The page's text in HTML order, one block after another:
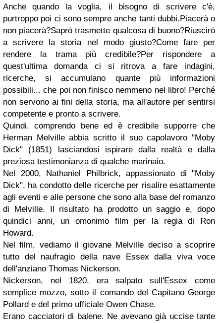
Anche quando la voglia, il bisogno di scrivere c'è,
purtroppo poi ci sono sempre anche tanti dubbi.Piacerà o
non piacerà?Saprò trasmette qualcosa di buono?Riuscirò
a scrivere la storia nel modo giusto?Come fare per
rendere la trama più credibile?Per rispondere a
quest'ultima domanda ci si ritrova a fare indagini,
ricerche, si accumulano quante più informazioni
possibili... che poi non finisco nemmeno nel libro! Perché
non servono ai fini della storia, ma all'autore per sentirsi
competente e pronto a scrivere.
Quindi, comprendo bene ed è credibile supporre che
Herman Melville abbia scritto il suo capolavoro "Moby
Dick" (1851) lasciandosi ispirare dalla realtà e dalla
preziosa testimonianza di qualche marinaio.
Nel 2000, Nathaniel Philbrick, appassionato di "Moby
Dick", ha condotto delle ricerche per risalire esattamente
agli eventi e alle persone che sono alla base del romanzo
di Melville. Il risultato ha prodotto un saggio e, dopo
quindici anni, un omonimo film per la regia di Ron
Howard.
Nel film, vediamo il giovane Melville deciso a scoprire
tutto del naufragio della nave Essex dalla viva voce
dell'anziano Thomas Nickerson.
Nickerson, nel 1820, era salpato sull'Essex come
semplice mozzo, sotto il comando del Capitano George
Pollard e del primo ufficiale Owen Chase.
Erano cacciatori di balene. Ne avevano già uccise tante